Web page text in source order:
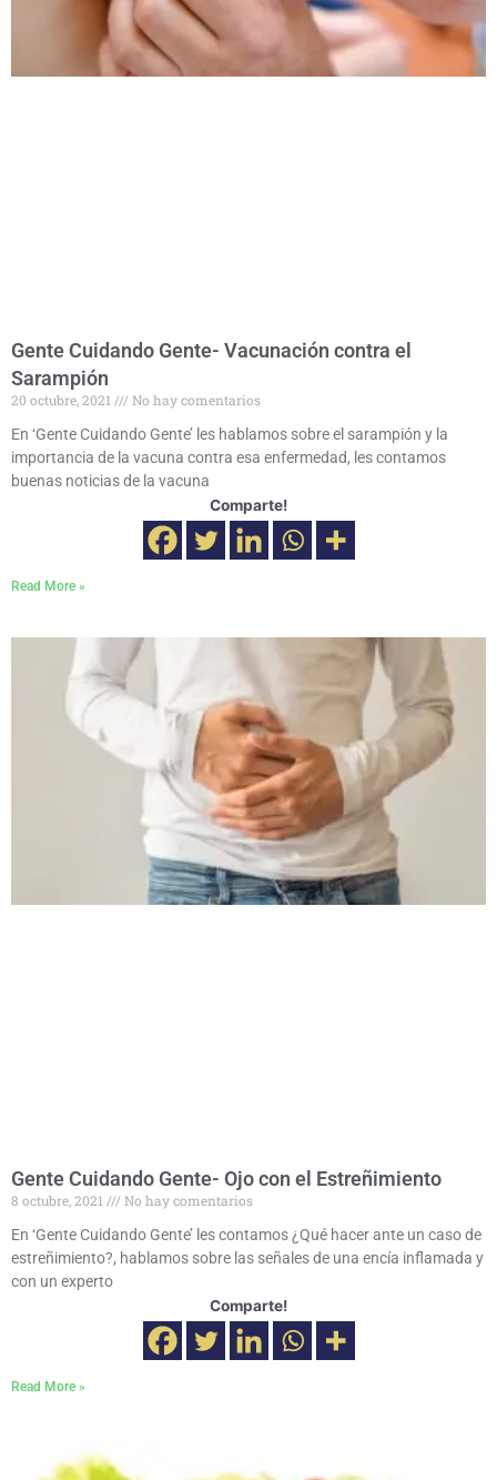
Gente Cuidando Gente- Vacunación contra el
Sarampión
20 octubre, 2021
No hay comentarios
En ‘Gente Cuidando Gente’ les hablamos sobre el sarampión y la
importancia de la vacuna contra esa enfermedad, les contamos
buenas noticias de la vacuna
Comparte!
Read More »
Gente Cuidando Gente- Ojo con el Estreñimiento
8 octubre, 2021
No hay comentarios
En ‘Gente Cuidando Gente’ les contamos ¿Qué hacer ante un caso de
estreñimiento?, hablamos sobre las señales de una encía inflamada y
con un experto
Comparte!
Read More »